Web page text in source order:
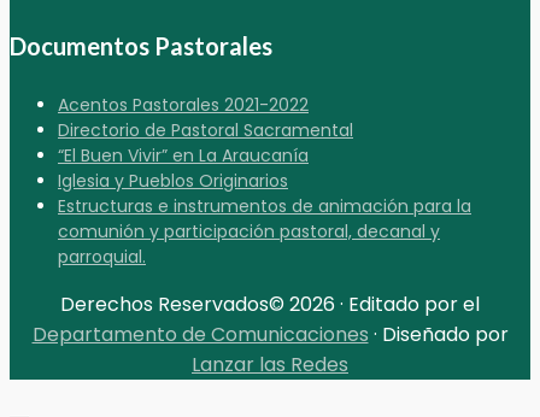
Documentos Pastorales
Acentos Pastorales 2021-2022
Directorio de Pastoral Sacramental
“El Buen Vivir” en La Araucanía
Iglesia y Pueblos Originarios
Estructuras e instrumentos de animación para la
comunión y participación pastoral, decanal y
parroquial.
Derechos Reservados© 2026 · Editado por el
Departamento de Comunicaciones · Diseñado por
Lanzar las Redes